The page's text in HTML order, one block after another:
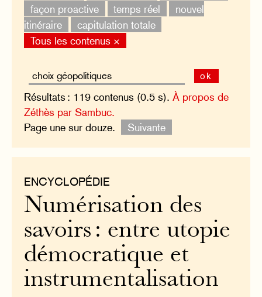
façon proactive
temps réel
nouvel
itinéraire
capitulation totale
Tous les contenus ×
ok
Résultats : 119 contenus (0.5 s).À propos de
Zéthès par Sambuc.
Page une sur douze.
Suivante
ENCYCLOPÉDIE
Numérisation des
savoirs : entre utopie
démocratique et
instrumentalisation